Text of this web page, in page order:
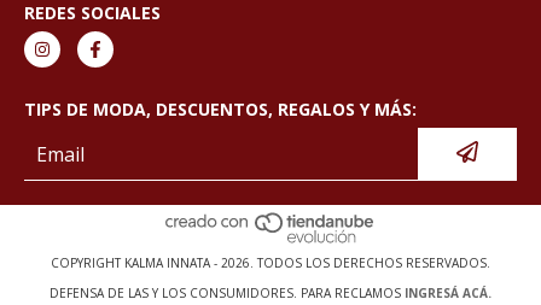
REDES SOCIALES
TIPS DE MODA, DESCUENTOS, REGALOS Y MÁS:
COPYRIGHT KALMA INNATA - 2026. TODOS LOS DERECHOS RESERVADOS.
DEFENSA DE LAS Y LOS CONSUMIDORES. PARA RECLAMOS INGRESÁ ACÁ.